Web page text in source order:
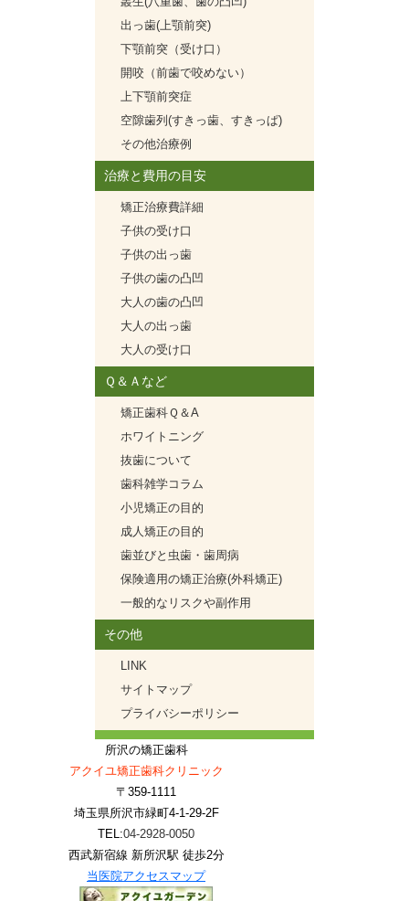
出っ歯(上顎前突)
下顎前突（受け口）
開咬（前歯で咬めない）
上下顎前突症
空隙歯列(すきっ歯、すきっぱ)
その他治療例
治療と費用の目安
矯正治療費詳細
子供の受け口
子供の出っ歯
子供の歯の凸凹
大人の歯の凸凹
大人の出っ歯
大人の受け口
Ｑ＆Ａなど
矯正歯科Ｑ＆A
ホワイトニング
抜歯について
歯科雑学コラム
小児矯正の目的
成人矯正の目的
歯並びと虫歯・歯周病
保険適用の矯正治療(外科矯正)
一般的なリスクや副作用
その他
LINK
サイトマップ
プライバシーポリシー
所沢の矯正歯科
アクイユ矯正歯科クリニック
〒359-1111
埼玉県所沢市緑町4-1-29-2F
TEL:04-2928-0050
西武新宿線 新所沢駅 徒歩2分
当医院アクセスマップ